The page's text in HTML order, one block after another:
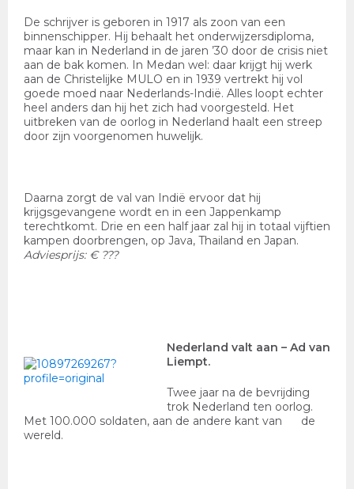
De schrijver is geboren in 1917 als zoon van een
binnenschipper. Hij behaalt het onderwijzersdiploma,
maar kan in Nederland in de jaren ’30 door de crisis niet
aan de bak komen. In Medan wel: daar krijgt hij werk
aan de Christelijke MULO en in 1939 vertrekt hij vol
goede moed naar Nederlands-Indië. Alles loopt echter
heel anders dan hij het zich had voorgesteld. Het
uitbreken van de oorlog in Nederland haalt een streep
door zijn voorgenomen huwelijk.
Daarna zorgt de val van Indië ervoor dat hij
krijgsgevangene wordt en in een Jappenkamp
terechtkomt. Drie en een half jaar zal hij in totaal vijftien
kampen doorbrengen, op Java, Thailand en Japan.
Adviesprijs: € ???
Nederland valt aan – Ad van
Liempt.
Twee jaar na de bevrijding
trok Nederland ten oorlog.
Met 100.000 soldaten, aan de andere kant van de
wereld.